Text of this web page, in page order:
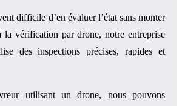
difficile d’en évaluer l’état sans monter
vérification par drone, notre entreprise
des inspections précises, rapides et
utilisant un drone, nous pouvons